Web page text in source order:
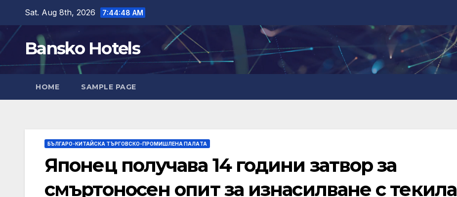
content
Sat. Aug 8th, 2026 7:44:49 AM
Bansko Hotels
HOME SAMPLE PAGE
БЪЛГАРО-КИТАЙСКА ТЪРГОВСКО-ПРОМИШЛЕНА ПАЛAТА
Японец получава 14 години затвор за
смъртоносен опит за изнасилване с текила